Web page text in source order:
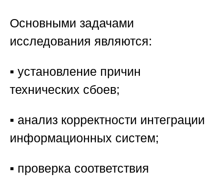
Основными задачами
исследования являются:
▪️ установление причин
технических сбоев;
▪️ анализ корректности интеграции
информационных систем;
▪️ проверка соответствия